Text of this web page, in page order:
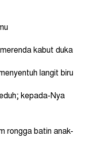
kabut duka
langit biru
kepada-Nya
rongga batin anak-